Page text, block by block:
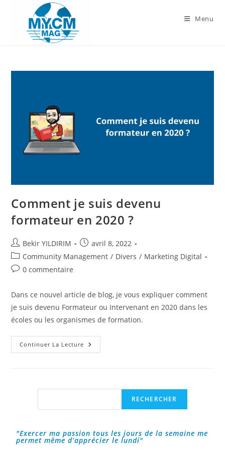
Menu
Comment je suis devenu
formateur en 2020 ?
Auteur/autrice
de
la
publication :
Bekir YILDIRIM
Publication
publiée :
avril 8, 2022
Post
category:
Community Management / Divers / Marketing Digital
Commentaires
publication :
0 commentaire
Dans ce nouvel article de blog, je vous expliquer comment
je suis devenu Formateur ou Intervenant en 2020 dans les
écoles ou les organismes de formation.
Continuer La Lecture Comment
Je
RECHERCHER
"Exercer ma passion tous les jours de la semaine me
permet même d’apprécier le lundi"